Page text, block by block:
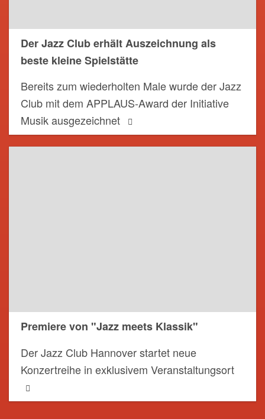
Der Jazz Club erhält Auszeichnung als
beste kleine Spielstätte
Bereits zum wiederholten Male wurde der Jazz
Club mit dem APPLAUS-Award der Initiative
Musik ausgezeichnet
Premiere von "Jazz meets Klassik"
Der Jazz Club Hannover startet neue
Konzertreihe in exklusivem Veranstaltungsort